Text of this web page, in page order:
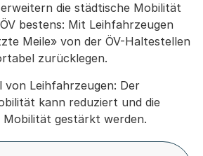
die städtische Mobilität
bestens: Mit Leihfahrzeugen
Meile» von der ÖV-Haltestellen
zurücklegen.
von Leihfahrzeugen: Der
kann reduziert und die
gestärkt werden.